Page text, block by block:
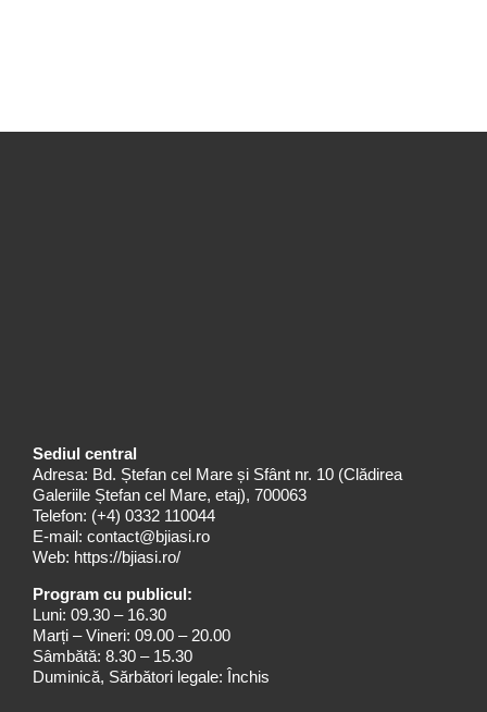
Sediul central
Adresa: Bd. Ștefan cel Mare și Sfânt nr. 10 (Clădirea
Galeriile Ștefan cel Mare, etaj), 700063
Telefon: (+4) 0332 110044
E-mail: contact@bjiasi.ro
Web: https://bjiasi.ro/
Program cu publicul:
Luni: 09.30 – 16.30
Marți – Vineri: 09.00 – 20.00
Sâmbătă: 8.30 – 15.30
Duminică, Sărbători legale: Închis